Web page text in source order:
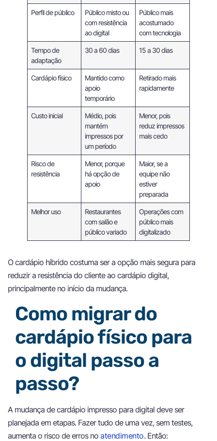
Perfil de público
Público misto ou
com resistência
ao digital
Público mais
acostumado
com tecnologia
Tempo de
adaptação
30 a 60 dias 15 a 30 dias
Cardápio físico
Mantido como
apoio
temporário
Retirado mais
rapidamente
Custo inicial
Médio, pois
mantém
impressos por
um período
Menor, pois
reduz impressos
mais cedo
Risco de
resistência
Menor, porque
há opção de
apoio
Maior, se a
equipe não
estiver
preparada
Melhor uso
Restaurantes
com salão e
público variado
Operações com
público mais
digitalizado
O cardápio híbrido costuma ser a opção mais segura para
reduzir a resistência do cliente ao cardápio digital,
principalmente no início da mudança.
Como migrar do
cardápio físico para
o digital passo a
passo?
A mudança de cardápio impresso para digital deve ser
planejada em etapas. Fazer tudo de uma vez, sem testes,
aumenta o risco de erros no atendimento. Então: